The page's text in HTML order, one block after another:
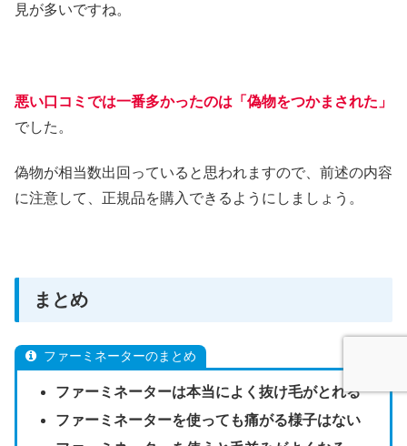
見が多いですね。
悪い口コミでは一番多かったのは「偽物をつかまされた」
でした。
偽物が相当数出回っていると思われますので、前述の内容
に注意して、正規品を購入できるようにしましょう。
まとめ
ファーミネーターのまとめ
ファーミネーターは本当によく抜け毛がとれる
ファーミネーターを使っても痛がる様子はない